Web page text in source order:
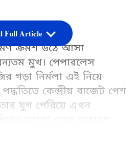
ক্রমশ উঠে আসা
মুখ। পেপারলেস
গড়া নির্মলা এই নিয়ে
কেন্দ্রীয় বাজেট পেশ
যুগ পেরিয়ে এখন
Full Article